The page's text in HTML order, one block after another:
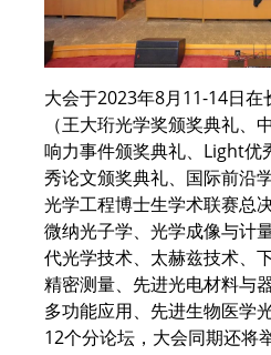
大会于2023年8月11-14日在
（王大珩光学奖颁奖典礼、
响力事件颁奖典礼、Light
秀论文颁奖典礼、国际前沿
光学工程博士生学术联赛总
微纳光子学、光学成像与计
代光学技术、太赫兹技术、
精密测量、先进光电材料与
多功能应用、先进生物医学
12个分论坛，大会同期还将